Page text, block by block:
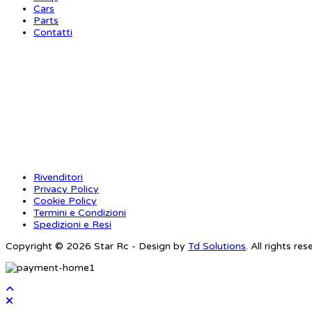
Cars
Parts
Contatti
Rivenditori
Privacy Policy
Cookie Policy
Termini e Condizioni
Spedizioni e Resi
Copyright © 2026 Star Rc - Design by Td Solutions. All rights